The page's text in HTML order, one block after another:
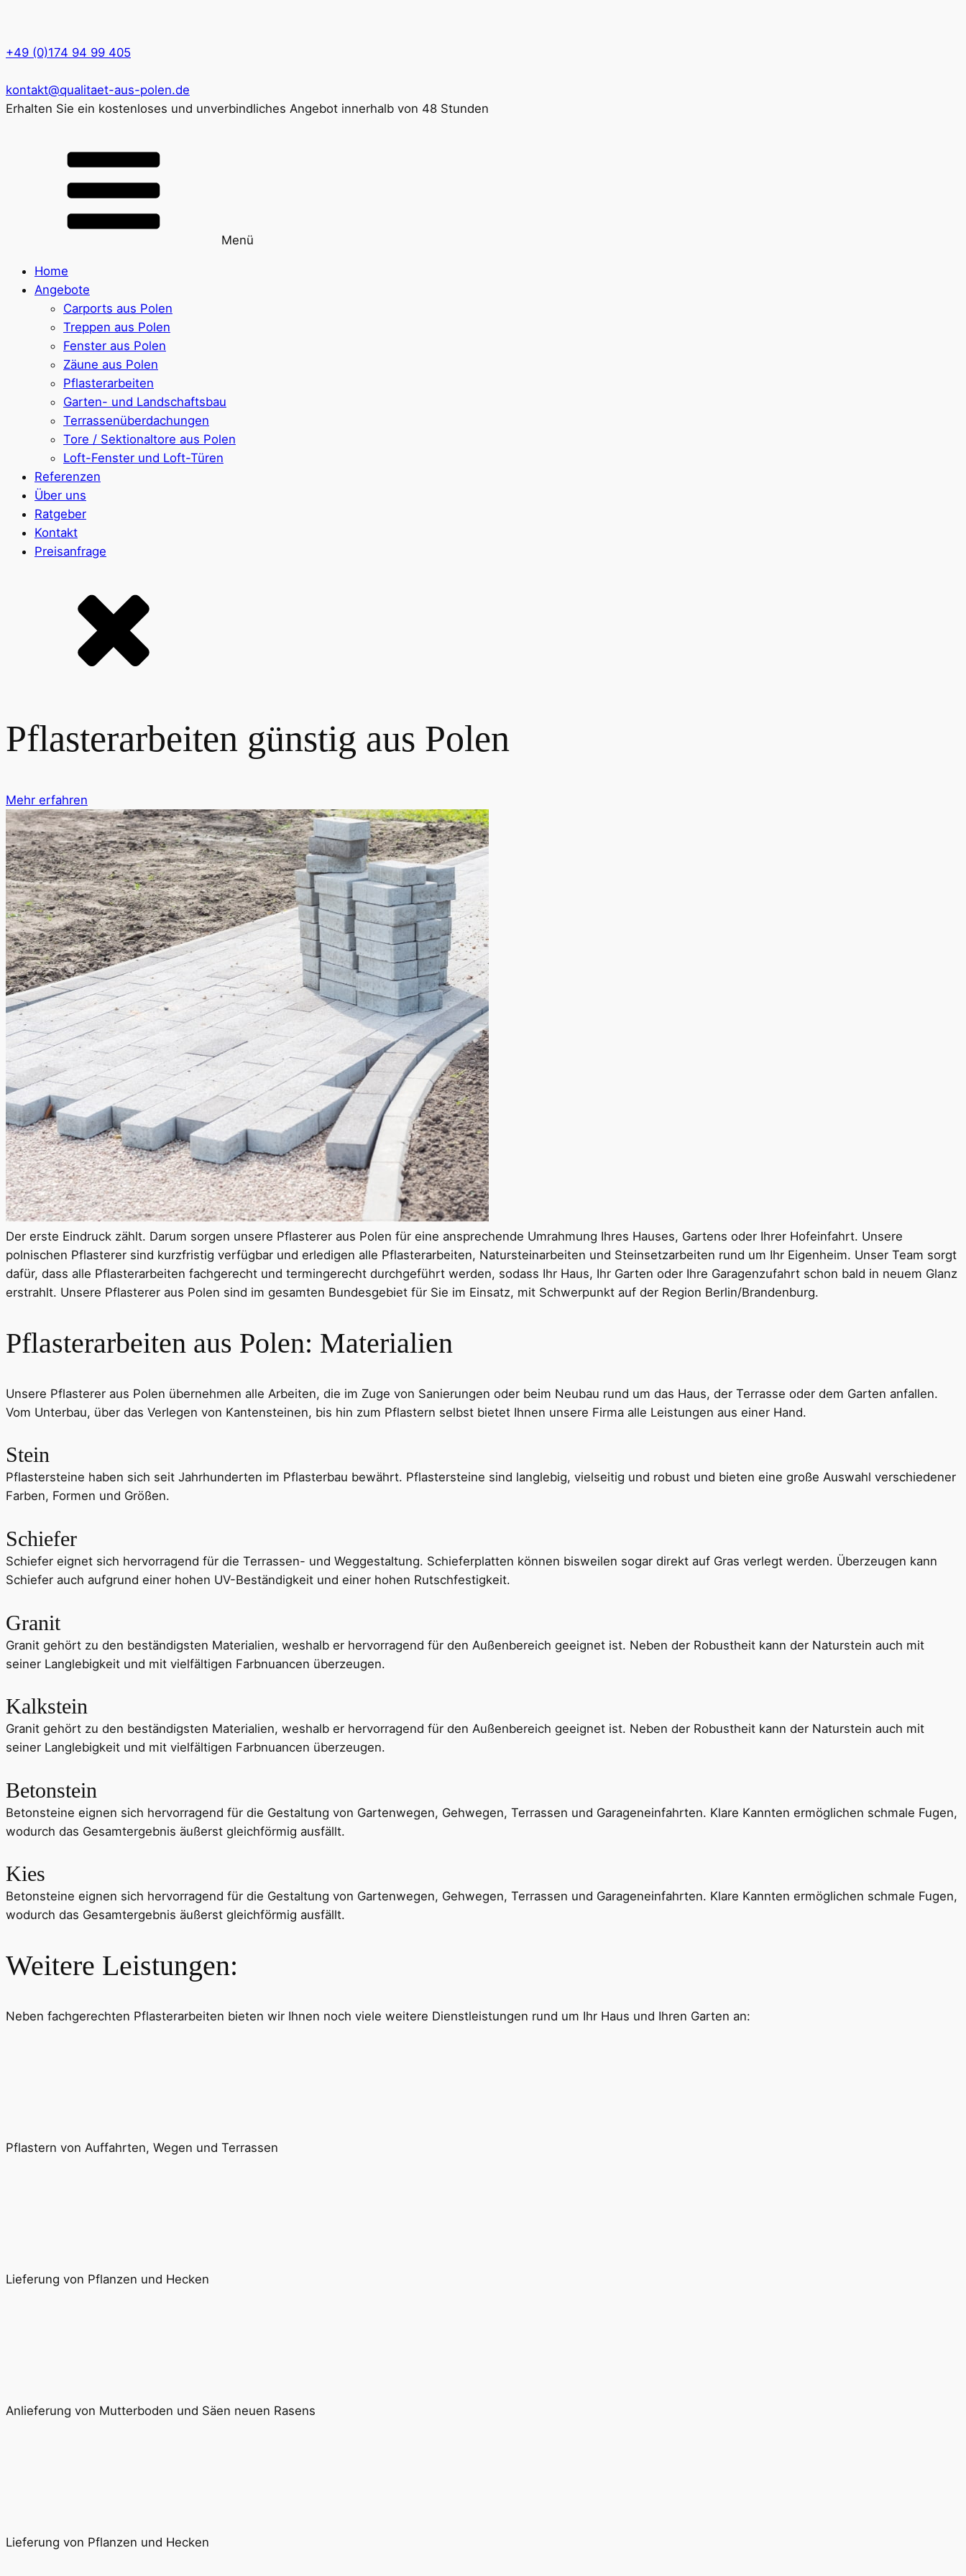
+49 (0)174 94 99 405
kontakt@qualitaet-aus-polen.de
Erhalten Sie ein kostenloses und unverbindliches Angebot innerhalb von 48 Stunden
Menü
Home
Angebote
Carports aus Polen
Treppen aus Polen
Fenster aus Polen
Zäune aus Polen
Pflasterarbeiten
Garten- und Landschaftsbau
Terrassenüberdachungen
Tore / Sektionaltore aus Polen
Loft-Fenster und Loft-Türen
Referenzen
Über uns
Ratgeber
Kontakt
Preisanfrage
Pflasterarbeiten günstig aus Polen
Mehr erfahren
Der erste Eindruck zählt. Darum sorgen unsere Pflasterer aus Polen für eine ansprechende Umrahmung Ihres Hauses, Gartens oder Ihrer Hofeinfahrt. Unsere
polnischen Pflasterer sind kurzfristig verfügbar und erledigen alle Pflasterarbeiten, Natursteinarbeiten und Steinsetzarbeiten rund um Ihr Eigenheim. Unser Team sorgt
dafür, dass alle Pflasterarbeiten fachgerecht und termingerecht durchgeführt werden, sodass Ihr Haus, Ihr Garten oder Ihre Garagenzufahrt schon bald in neuem Glanz
erstrahlt. Unsere Pflasterer aus Polen sind im gesamten Bundesgebiet für Sie im Einsatz, mit Schwerpunkt auf der Region Berlin/Brandenburg.
Pflasterarbeiten aus Polen: Materialien
Unsere Pflasterer aus Polen übernehmen alle Arbeiten, die im Zuge von Sanierungen oder beim Neubau rund um das Haus, der Terrasse oder dem Garten anfallen.
Vom Unterbau, über das Verlegen von Kantensteinen, bis hin zum Pflastern selbst bietet Ihnen unsere Firma alle Leistungen aus einer Hand.
Stein
Pflastersteine haben sich seit Jahrhunderten im Pflasterbau bewährt. Pflastersteine sind langlebig, vielseitig und robust und bieten eine große Auswahl verschiedener
Farben, Formen und Größen.
Schiefer
Schiefer eignet sich hervorragend für die Terrassen- und Weggestaltung. Schieferplatten können bisweilen sogar direkt auf Gras verlegt werden. Überzeugen kann
Schiefer auch aufgrund einer hohen UV-Beständigkeit und einer hohen Rutschfestigkeit.
Granit
Granit gehört zu den beständigsten Materialien, weshalb er hervorragend für den Außenbereich geeignet ist. Neben der Robustheit kann der Naturstein auch mit
seiner Langlebigkeit und mit vielfältigen Farbnuancen überzeugen.
Kalkstein
Granit gehört zu den beständigsten Materialien, weshalb er hervorragend für den Außenbereich geeignet ist. Neben der Robustheit kann der Naturstein auch mit
seiner Langlebigkeit und mit vielfältigen Farbnuancen überzeugen.
Betonstein
Betonsteine eignen sich hervorragend für die Gestaltung von Gartenwegen, Gehwegen, Terrassen und Garageneinfahrten. Klare Kannten ermöglichen schmale Fugen,
wodurch das Gesamtergebnis äußerst gleichförmig ausfällt.
Kies
Betonsteine eignen sich hervorragend für die Gestaltung von Gartenwegen, Gehwegen, Terrassen und Garageneinfahrten. Klare Kannten ermöglichen schmale Fugen,
wodurch das Gesamtergebnis äußerst gleichförmig ausfällt.
Weitere Leistungen:
Neben fachgerechten Pflasterarbeiten bieten wir Ihnen noch viele weitere Dienstleistungen rund um Ihr Haus und Ihren Garten an:
Pflastern von Auffahrten, Wegen und Terrassen
Lieferung von Pflanzen und Hecken
Anlieferung von Mutterboden und Säen neuen Rasens
Lieferung von Pflanzen und Hecken